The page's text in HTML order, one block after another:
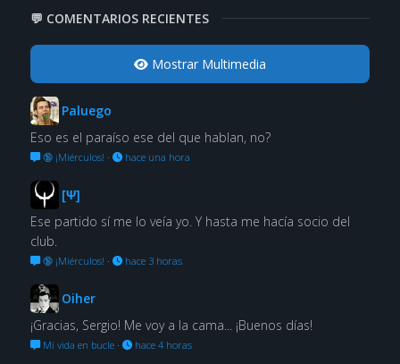
💬 COMENTARIOS RECIENTES
Mostrar Multimedia
Paluego
Eso es el paraíso ese del que hablan, no?
🔞 ¡Miérculos! · hace una hora
[Ψ]
Ese partido sí me lo veía yo. Y hasta me hacía socio del
club.
🔞 ¡Miérculos! · hace 3 horas
Oiher
¡Gracias, Sergio! Me voy a la cama... ¡Buenos días!
Mi vida en bucle· hace 4 horas